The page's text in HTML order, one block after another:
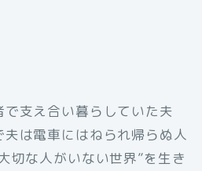
で支え合い暮らしていた夫
は電車にはねられ帰らぬ人
切な人がいない世界”を生き